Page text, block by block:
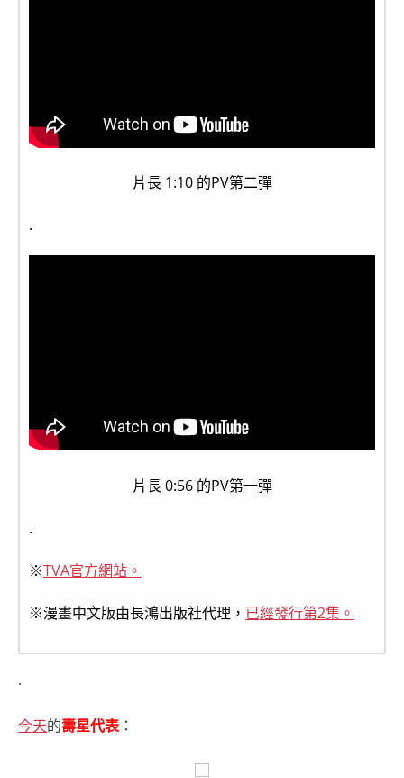
片長 1:10 的PV第二彈
.
片長 0:56 的PV第一彈
.
※TVA官方網站。
※漫畫中文版由長鴻出版社代理， 已經發行第2集。
.
今天的壽星代表：